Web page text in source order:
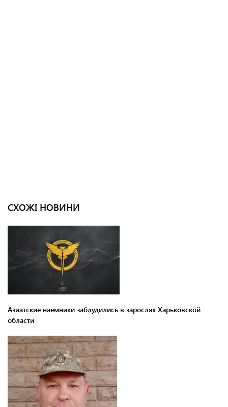
СХОЖІ НОВИНИ
Азиатские наемники заблудились в зарослях Харьковской
области